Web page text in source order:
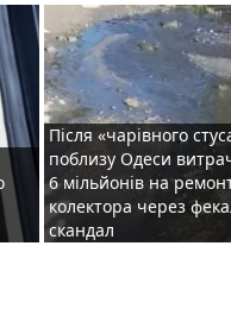
Після «чарівного
поблизу Одеси
6 мільйонів на
колектора через
скандал